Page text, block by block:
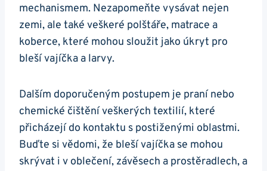
mechanismem. Nezapomeňte vysávat nejen
zemi, ale také veškeré polštáře, matrace a
koberce, které mohou sloužit jako úkryt pro
bleší vajíčka a larvy.
Dalším doporučeným postupem je praní nebo
chemické čištění veškerých textilií, které
přicházejí do kontaktu s postiženými oblastmi.
Buďte si vědomi, že bleší vajíčka se mohou
skrývat i v oblečení, závěsech a prostěradlech, a